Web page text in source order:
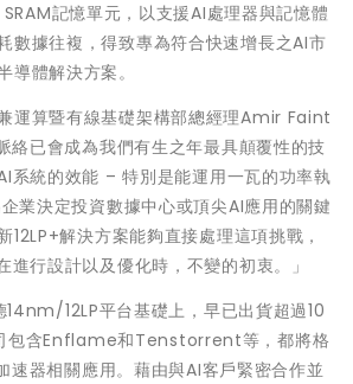
記憶單元，以支援AI處理器與記憶體
數據往複，得致專為符合快速增長之AI市
導體解決方案。
運算暨有線基礎架構部總經理Amir Faint
絡已會成為我們有生之年最具顛覆性的技
系統的效能 – 特別是能運用一瓦的功率執
業決定投資數據中心或頂尖AI應用的關鍵
12LP+解決方案能夠直接處理這項挑戰，
進行設計以及優化時，不變的初衷。」
14nm/12LP平台基礎上，早已出貨超過10
包含Enflame和Tenstorrent等，都將格
速器相關應用。藉由與AI客戶緊密合作並